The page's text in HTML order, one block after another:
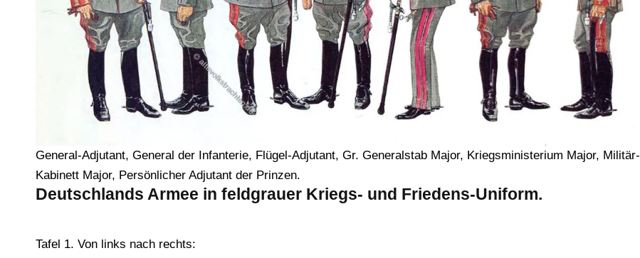
General-Adjutant, General der Infanterie, Flügel-Adjutant, Gr. Generalstab Major, Kriegsministerium Major, Militär-
Kabinett Major, Persönlicher Adjutant der Prinzen.
Deutschlands Armee in feldgrauer Kriegs- und Friedens-Uniform.
Tafel 1. Von links nach rechts: